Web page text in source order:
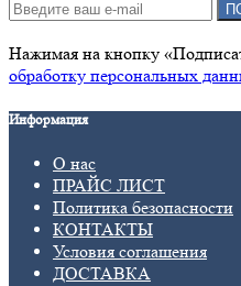
Нажимая на кнопку
обработку персональных
Информация
О нас
ПРАЙС ЛИСТ
Политика безопасности
КОНТАКТЫ
Условия соглашения
ДОСТАВКА